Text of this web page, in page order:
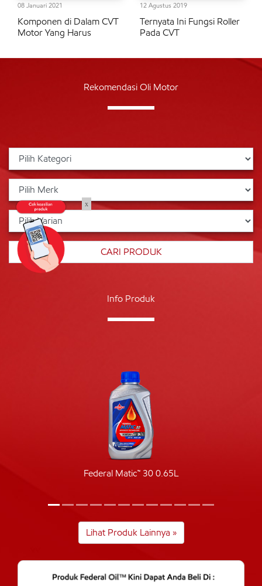
08 Januari 2021
Komponen di Dalam CVT
Motor Yang Harus
12 Agustus 2019
Ternyata Ini Fungsi Roller
Pada CVT
Rekomendasi Oli Motor
Info Produk
Federal Matic™ 30 0.65L
Lihat Produk Lainnya »
x